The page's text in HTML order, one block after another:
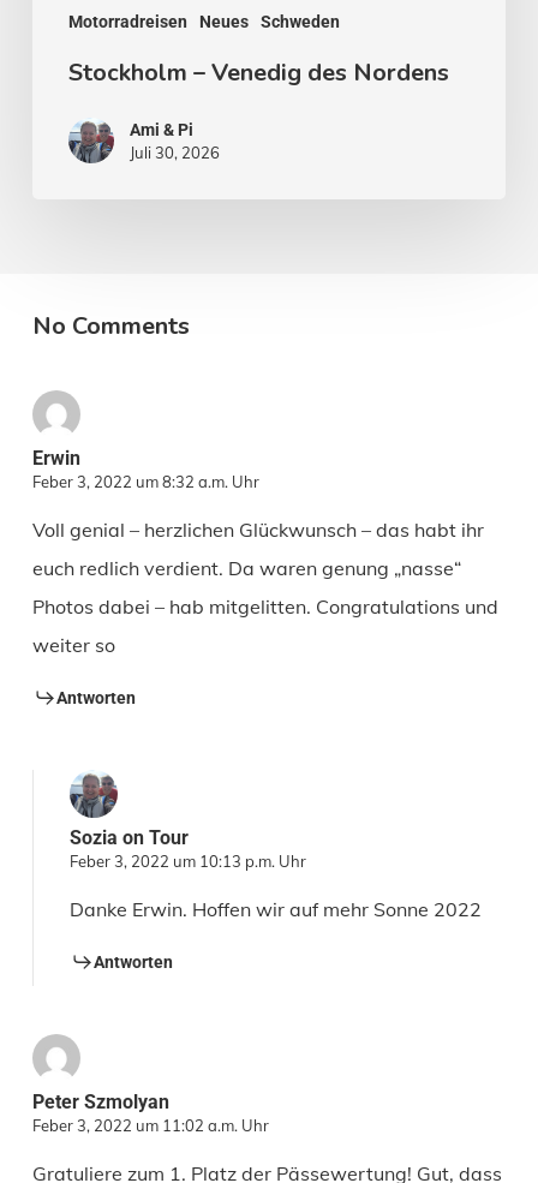
Motorradreisen Neues Schweden
Stockholm – Venedig des Nordens
Ami & Pi
Juli 30, 2026
No Comments
Erwin
Feber 3, 2022 um 8:32 a.m. Uhr
Voll genial – herzlichen Glückwunsch – das habt ihr
euch redlich verdient. Da waren genung „nasse“
Photos dabei – hab mitgelitten. Congratulations und
weiter so
Antworten
Sozia on Tour
Feber 3, 2022 um 10:13 p.m. Uhr
Danke Erwin. Hoffen wir auf mehr Sonne 2022
Antworten
Peter Szmolyan
Feber 3, 2022 um 11:02 a.m. Uhr
Gratuliere zum 1. Platz der Pässewertung! Gut, dass